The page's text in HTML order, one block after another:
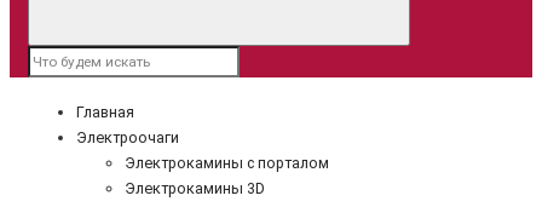
Главная
Электроочаги
Электрокамины с порталом
Электрокамины 3D